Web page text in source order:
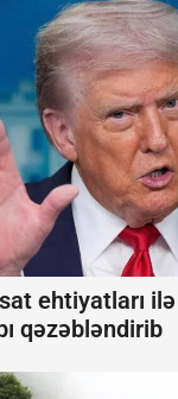
ehtiyatları
qəzəbləndirib